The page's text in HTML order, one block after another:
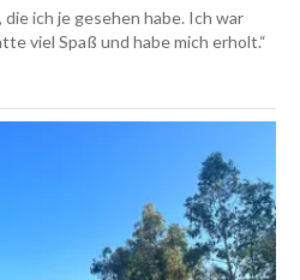
ich je gesehen habe. Ich war
viel Spaß und habe mich erholt.“